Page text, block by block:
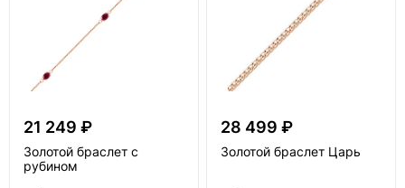
21 249 ₽
Золотой браслет с
рубином
28 499 ₽
Золотой браслет Царь